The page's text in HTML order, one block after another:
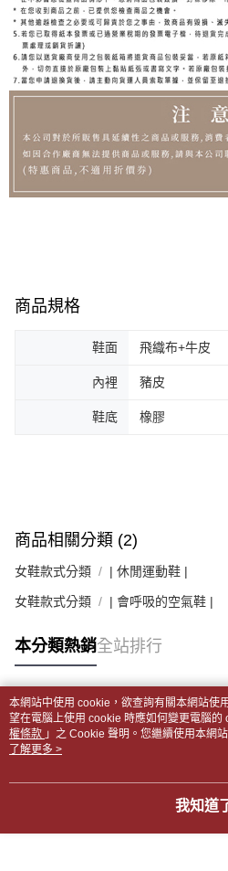
商品規格
鞋面 飛織布+牛皮
內裡 豬皮
鞋底 橡膠
商品相關分類 (2)
女鞋款式分類 | 休閒運動鞋 |
女鞋款式分類 | 會呼吸的空氣鞋 |
本分類熱銷全站排行
熱門標籤
本網站中使用 cookie，欲查詢有關本網站使
望在電腦上使用 cookie 時應如何變更電腦的
權條款 」之 Cookie 聲明。您繼續使用本網
用條款之 Cookie 聲明使用 cookie。
了解更多 >
我知道